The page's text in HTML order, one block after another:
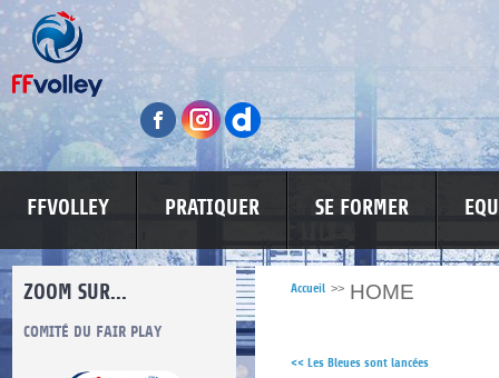
FFVOLLEY PRATIQUER SE FORMER
ZOOM SUR...
COMITÉ DU FAIR PLAY LUTTE CONTRE LES VIOLENCES
Accueil >> HOME
<< Les Bleues sont lancées